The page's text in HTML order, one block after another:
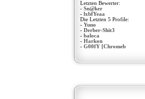
Letzten Bewerter:
- Sn@ker
- lxbfYeaa
Die Letzten 5 Profile:
- Yuno
- Derber-Shit3
- baloca
- Harkon
- G00fY [Chromeb